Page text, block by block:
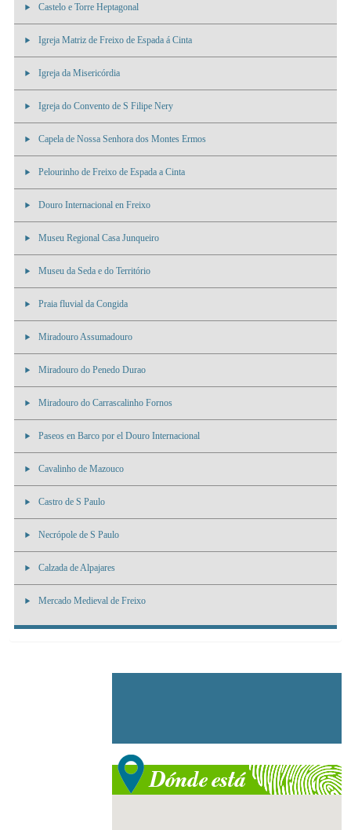
Castelo e Torre Heptagonal
Igreja Matriz de Freixo de Espada á Cinta
Igreja da Misericórdia
Igreja do Convento de S Filipe Nery
Capela de Nossa Senhora dos Montes Ermos
Pelourinho de Freixo de Espada a Cinta
Douro Internacional en Freixo
Museu Regional Casa Junqueiro
Museu da Seda e do Território
Praia fluvial da Congida
Miradouro Assumadouro
Miradouro do Penedo Durao
Miradouro do Carrascalinho Fornos
Paseos en Barco por el Douro Internacional
Cavalinho de Mazouco
Castro de S Paulo
Necrópole de S Paulo
Calzada de Alpajares
Mercado Medieval de Freixo